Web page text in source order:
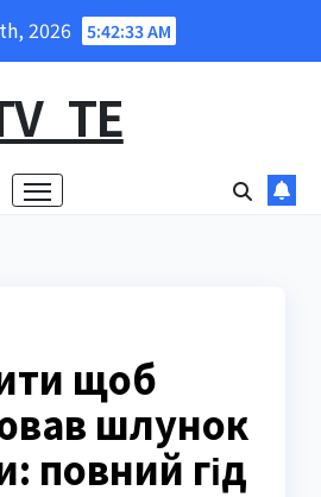
2026 5:42:34 AM
щоб
шлунок
повний гід